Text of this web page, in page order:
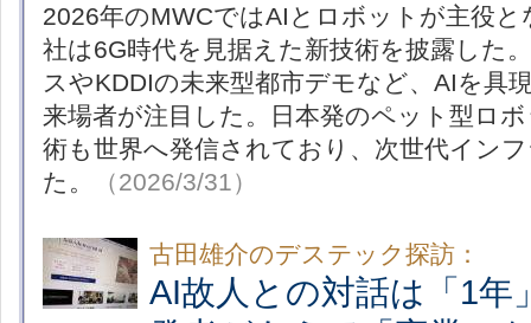
2026年のMWCではAIとロボットが主役
社は6G時代を見据えた新技術を披露した
スやKDDIの未来型都市デモなど、AIを具
来場者が注目した。日本発のペット型ロ
術も世界へ発信されており、次世代イン
た。
（2026/3/31）
古田雄介のデステック探訪：
AI故人との対話は「1